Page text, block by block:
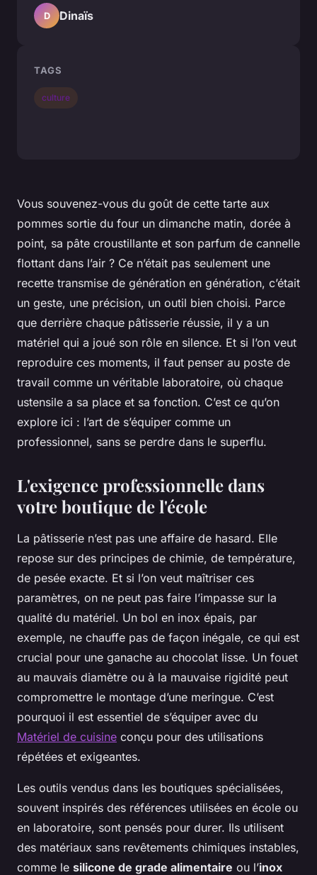
Vous souvenez-vous du goût de cette tarte aux
pommes sortie du four un dimanche matin, dorée à
point, sa pâte croustillante et son parfum de cannelle
flottant dans l’air ? Ce n’était pas seulement une
recette transmise de génération en génération, c’était
un geste, une précision, un outil bien choisi. Parce
que derrière chaque pâtisserie réussie, il y a un
matériel qui a joué son rôle en silence. Et si l’on veut
reproduire ces moments, il faut penser au poste de
travail comme un véritable laboratoire, où chaque
ustensile a sa place et sa fonction. C’est ce qu’on
explore ici : l’art de s’équiper comme un
professionnel, sans se perdre dans le superflu.
L'exigence professionnelle dans
votre boutique de l'école
La pâtisserie n’est pas une affaire de hasard. Elle
repose sur des principes de chimie, de température,
de pesée exacte. Et si l’on veut maîtriser ces
paramètres, on ne peut pas faire l’impasse sur la
qualité du matériel. Un bol en inox épais, par
exemple, ne chauffe pas de façon inégale, ce qui est
crucial pour une ganache au chocolat lisse. Un fouet
au mauvais diamètre ou à la mauvaise rigidité peut
compromettre le montage d’une meringue. C’est
pourquoi il est essentiel de s’équiper avec du
Matériel de cuisine conçu pour des utilisations
répétées et exigeantes.
Les outils vendus dans les boutiques spécialisées,
souvent inspirés des références utilisées en école ou
en laboratoire, sont pensés pour durer. Ils utilisent
des matériaux sans revêtements chimiques instables,
comme le silicone de grade alimentaire ou l’inox
D Dinaïs
TAGS
culture